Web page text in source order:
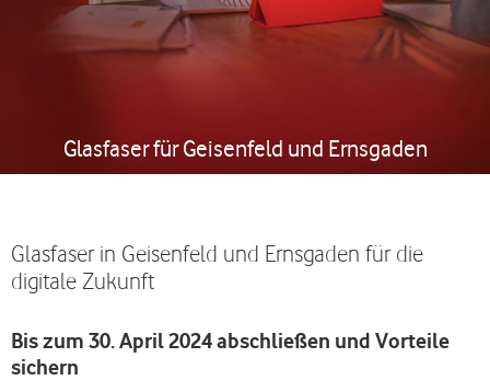
Glasfaser für Geisenfeld und Ernsgaden
Glasfaser in Geisenfeld und Ernsgaden für die
digitale Zukunft
Bis zum 30. April 2024 abschließen und Vorteile
sichern